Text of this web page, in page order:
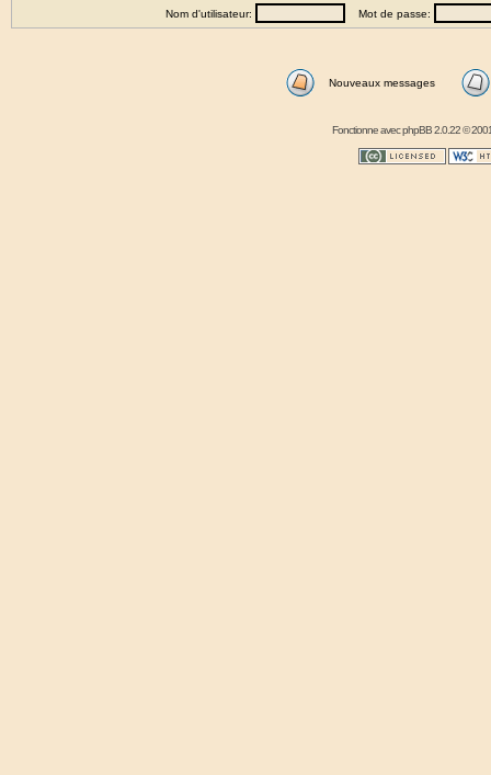
Nom d'utilisateur: Mot de passe:
Nouveaux messages
Fonctionne avecphpBB2.0.22 ©